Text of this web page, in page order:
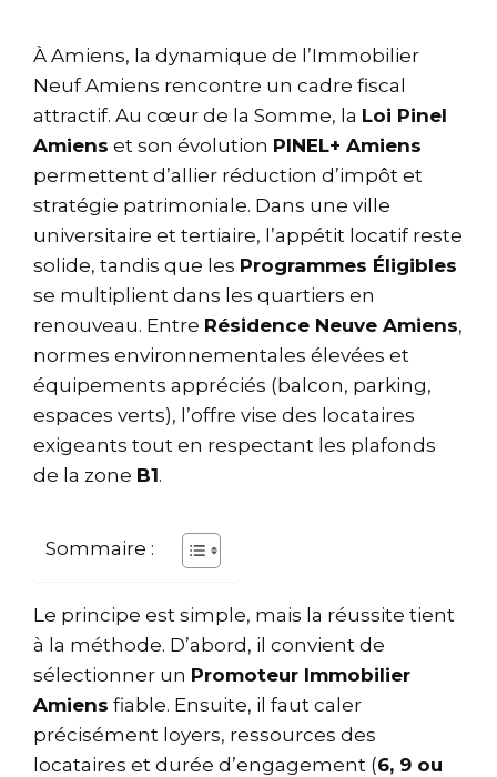
À Amiens, la dynamique de l’Immobilier
Neuf Amiens rencontre un cadre fiscal
attractif. Au cœur de la Somme, la Loi Pinel
Amiens et son évolution PINEL+ Amiens
permettent d’allier réduction d’impôt et
stratégie patrimoniale. Dans une ville
universitaire et tertiaire, l’appétit locatif reste
solide, tandis que les Programmes Éligibles
se multiplient dans les quartiers en
renouveau. Entre Résidence Neuve Amiens,
normes environnementales élevées et
équipements appréciés (balcon, parking,
espaces verts), l’offre vise des locataires
exigeants tout en respectant les plafonds
de la zone B1.
Sommaire :
Le principe est simple, mais la réussite tient
à la méthode. D’abord, il convient de
sélectionner un Promoteur Immobilier
Amiens fiable. Ensuite, il faut caler
précisément loyers, ressources des
locataires et durée d’engagement (6, 9 ou